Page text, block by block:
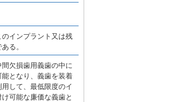
インプラント又は残
る。
欠損歯用義歯の中に
となり、義歯を装着
して、最低限度のイ
可能な廉価な義歯と